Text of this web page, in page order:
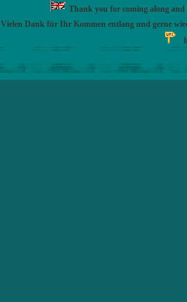
Thank you for coming along and
Vielen Dank für Ihr Kommen entlang und gerne